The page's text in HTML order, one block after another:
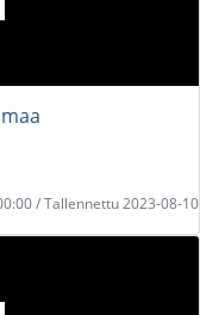
/ Tallennettu 2023-08-10